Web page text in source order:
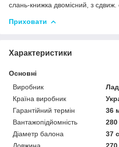
слань-книжка двомісний, з сдвиж.
Приховати
Характеристики
Основні
Виробник
Країна виробник
Гарантійний термін
36
Вантажопідйомність
280
Діаметр балона
37
Довжина